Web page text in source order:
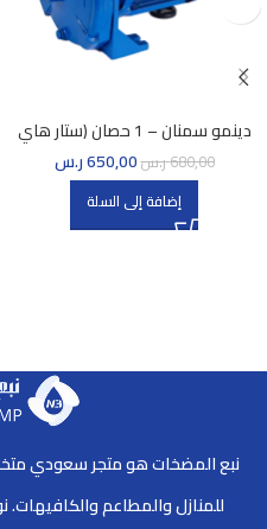
دينمو سمنان – 1 حصان (ستار هاي
سعودي)680,00ر.س650,00ر.س
إضافة إلى السلة
نبع المضخات هو متجر سعودي
للمنازل والمطاعم والكافيهات.